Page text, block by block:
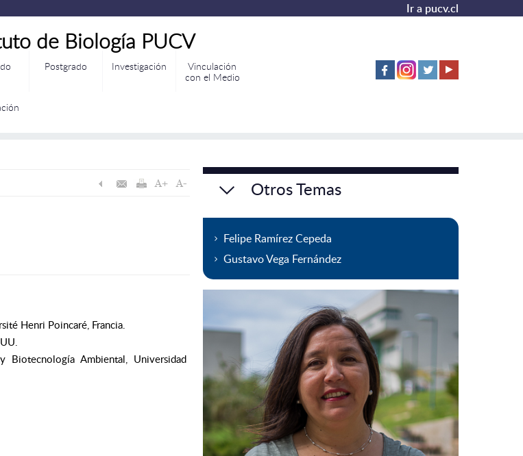
Ir a pucv.cl
de Biología PUCV
Postgrado Investigación
Vinculación
con el Medio
Henri Poincaré, Francia.
Ambiental, Universidad
Otros Temas
Felipe Ramírez Cepeda
Gustavo Vega Fernández